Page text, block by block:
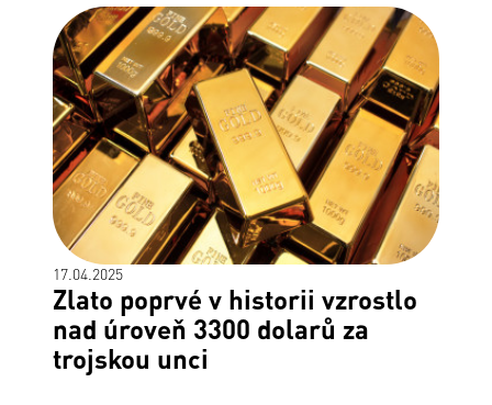
17.04.2025
Zlato poprvé v historii vzrostlo
nad úroveň 3300 dolarů za
trojskou unci